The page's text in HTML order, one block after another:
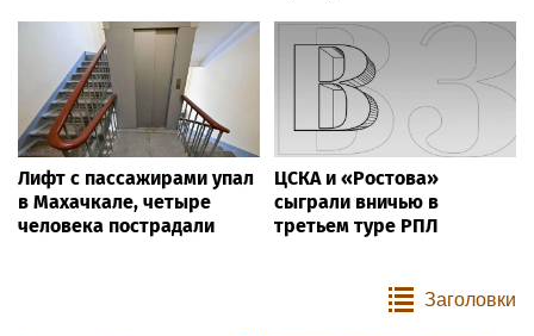
Лифт с пассажирами упал
в Махачкале, четыре
человека пострадали
ЦСКА и «Ростова»
сыграли вничью в
третьем туре РПЛ
Заголовки